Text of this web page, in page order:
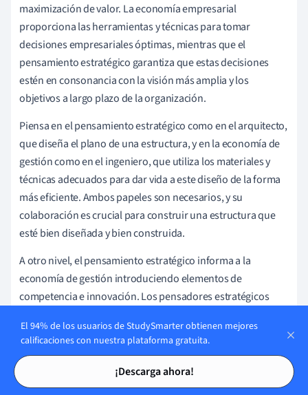
Tarjetas de estudio
Tarjetas de estudio
maximización de valor. La economía empresarial
proporciona las herramientas y técnicas para tomar
decisiones empresariales óptimas, mientras que el
pensamiento estratégico garantiza que estas decisiones
estén en consonancia con la visión más amplia y los
objetivos a largo plazo de la organización.
Piensa en el pensamiento estratégico como en el arquitecto,
que diseña el plano de una estructura, y en la economía de
gestión como en el ingeniero, que utiliza los materiales y
técnicas adecuados para dar vida a este diseño de la forma
más eficiente. Ambos papeles son necesarios, y su
colaboración es crucial para construir una estructura que
esté bien diseñada y bien construida.
A otro nivel, el pensamiento estratégico informa a la
economía de gestión introduciendo elementos de
competencia e innovación. Los pensadores estratégicos
futuras e innovan para crear una propuesta de valor única.
Al mismo tiempo, la economía empresarial aplica estas
aportaciones a cuestiones prácticas como la fijación de
precios, la minimización de costes y las decisiones de
El 94% de los usuarios de StudySmarter obtienen mejores
calificaciones con nuestra plataforma gratuita.
¡Descarga ahora!